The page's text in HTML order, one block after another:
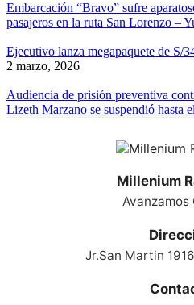
Embarcación “Bravo” sufre
pasajeros en la ruta San Lorenzo –
Ejecutivo lanza megapaquete de S/
2 marzo, 2026
Audiencia de prisión preventiva
Lizeth Marzano se suspendió hasta
Millenium
Avanzamos
Jr.San Martin